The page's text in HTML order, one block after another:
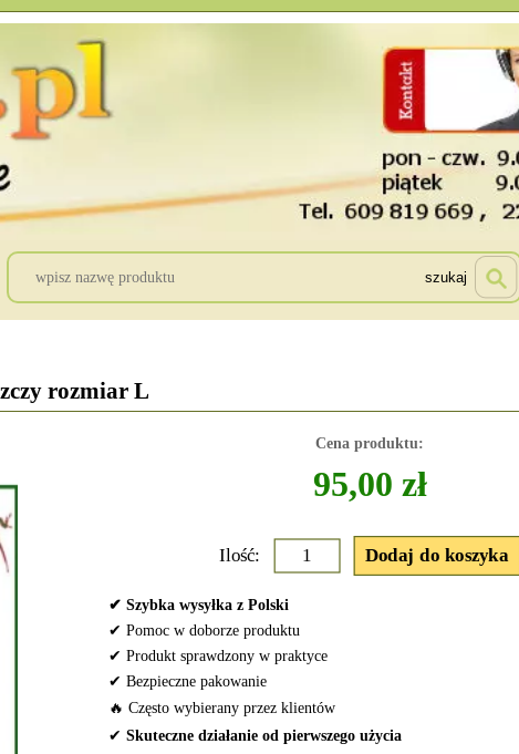
szukaj
rozmiar L
Cena produktu:
95,00 zł
Ilość:
✔ Szybka wysyłka z Polski
✔ Pomoc w doborze produktu
✔ Produkt sprawdzony w praktyce
✔ Bezpieczne pakowanie
🔥 Często wybierany przez klientów
✔ Skuteczne działanie od pierwszego użycia